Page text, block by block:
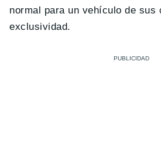
normal para un vehículo de
exclusividad.